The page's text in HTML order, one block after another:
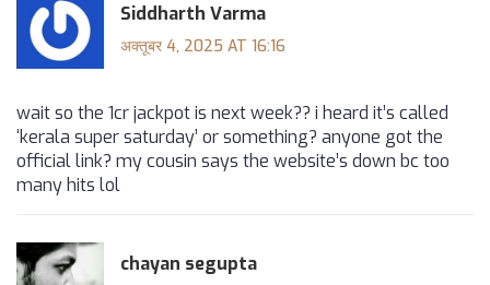
Siddharth Varma
अक्तूबर 4, 2025 AT 16:16
wait so the 1cr jackpot is next week?? i heard it’s called
‘kerala super saturday’ or something? anyone got the
official link? my cousin says the website’s down bc too
many hits lol
chayan segupta